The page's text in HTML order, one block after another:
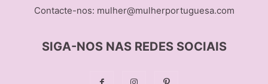
Contacte-nos: mulher@mulherportuguesa.com
SIGA-NOS NAS REDES SOCIAIS